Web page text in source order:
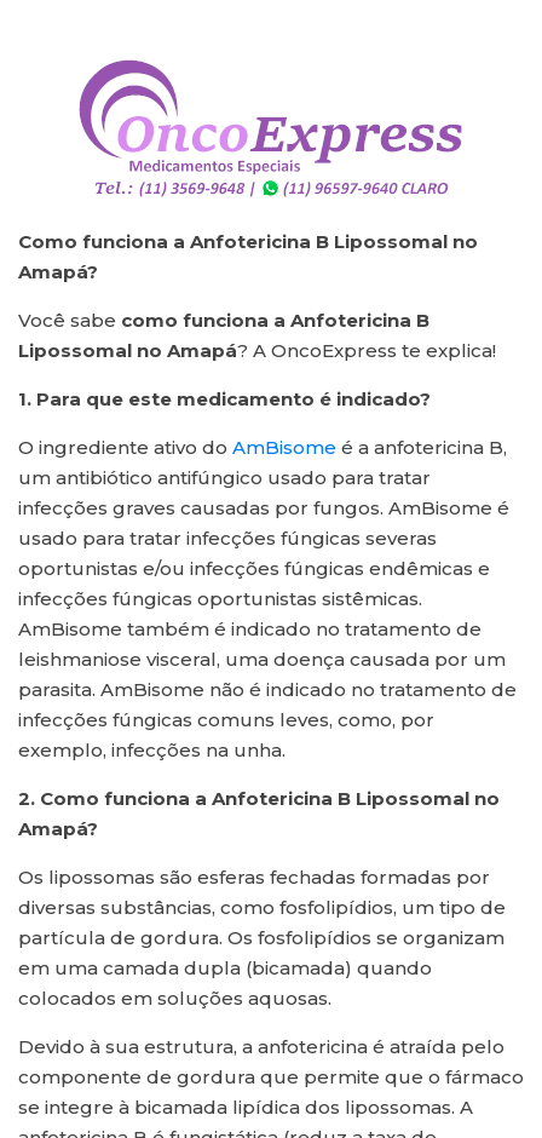
Como funciona a Anfotericina B Lipossomal no
Amapá?
Você sabe como funciona a Anfotericina B
Lipossomal no Amapá? A OncoExpress te explica!
1. Para que este medicamento é indicado?
O ingrediente ativo do AmBisome é a anfotericina B,
um antibiótico antifúngico usado para tratar
infecções graves causadas por fungos. AmBisome é
usado para tratar infecções fúngicas severas
oportunistas e/ou infecções fúngicas endêmicas e
infecções fúngicas oportunistas sistêmicas.
AmBisome também é indicado no tratamento de
leishmaniose visceral, uma doença causada por um
parasita. AmBisome não é indicado no tratamento de
infecções fúngicas comuns leves, como, por
exemplo, infecções na unha.
2. Como funciona a Anfotericina B Lipossomal no
Amapá?
Os lipossomas são esferas fechadas formadas por
diversas substâncias, como fosfolipídios, um tipo de
partícula de gordura. Os fosfolipídios se organizam
em uma camada dupla (bicamada) quando
colocados em soluções aquosas.
Devido à sua estrutura, a anfotericina é atraída pelo
componente de gordura que permite que o fármaco
se integre à bicamada lipídica dos lipossomas. A